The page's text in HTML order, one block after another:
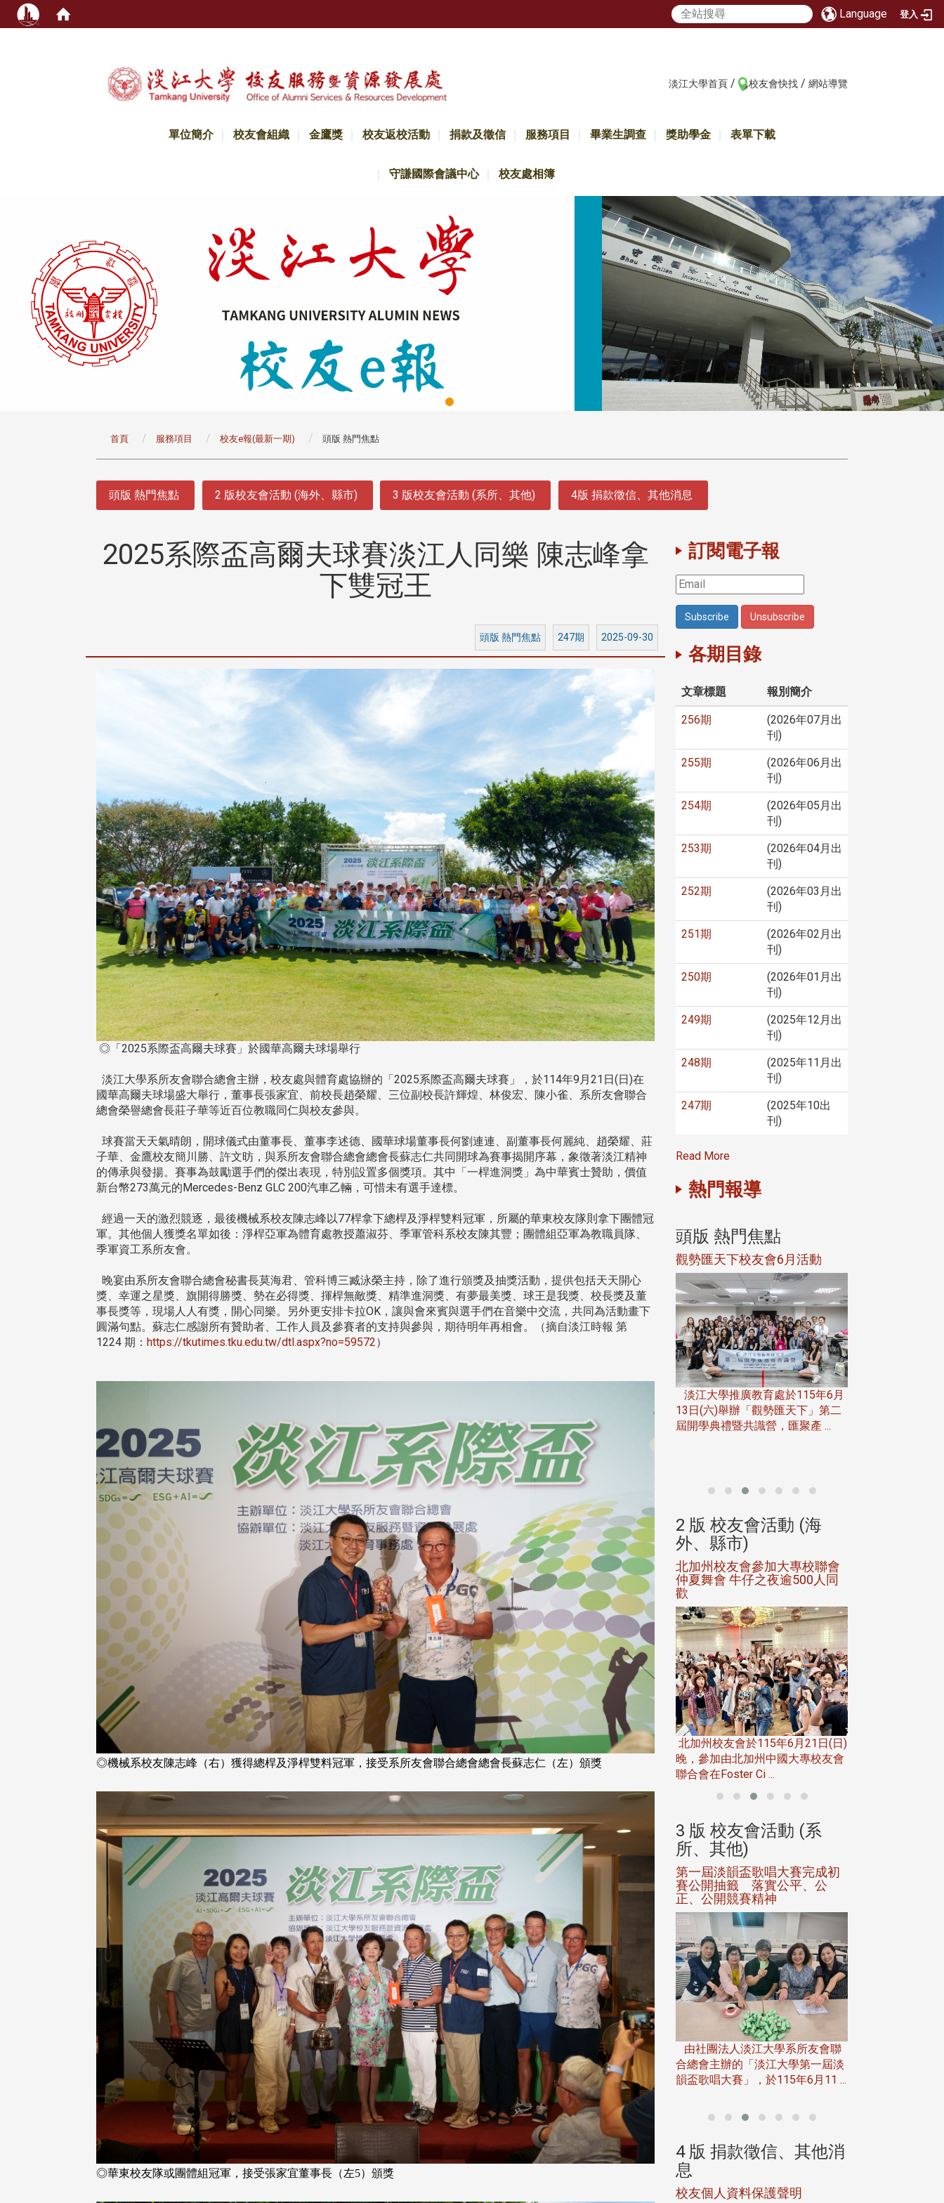
Language 登入
淡江大學首頁 / 校友會快找 / 網站導覽
單位簡介 校友會組織 金鷹獎 校友返校活動 捐款及徵信 服務項目 畢業生調查 獎助學金 表單下載
守謙國際會議中心 校友處相簿
首頁 服務項目 校友e報(最新一期) 頭版 熱門焦點
頭版 熱門焦點 2 版校友會活動 (海外、縣市) 3 版校友會活動 (系所、其他) 4版 捐款徵信、其他消息
2025系際盃高爾夫球賽淡江人同樂 陳志峰拿
下雙冠王
頭版 熱門焦點 247期 2025-09-30
◎「2025系際盃高爾夫球賽」於國華高爾夫球場舉行
淡江大學系所友會聯合總會主辦，校友處與體育處協辦的「2025系際盃高爾夫球賽」，於114年9月21日(日)在
國華高爾夫球場盛大舉行，董事長張家宜、前校長趙榮耀、三位副校長許輝煌、林俊宏、陳小雀、系所友會聯合
總會榮譽總會長莊子華等近百位教職同仁與校友參與。
球賽當天天氣晴朗，開球儀式由董事長、董事李述德、國華球場董事長何劉連連、副董事長何麗純、趙榮耀、莊
子華、金鷹校友簡川勝、許文昉，與系所友會聯合總會總會長蘇志仁共同開球為賽事揭開序幕，象徵著淡江精神
的傳承與發揚。賽事為鼓勵選手們的傑出表現，特別設置多個獎項。其中「一桿進洞獎」為中華賓士贊助，價值
新台幣273萬元的Mercedes-Benz GLC 200汽車乙輛，可惜未有選手達標。
經過一天的激烈競逐，最後機械系校友陳志峰以77桿拿下總桿及淨桿雙料冠軍，所屬的華東校友隊則拿下團體冠
軍。其他個人獲獎名單如後：淨桿亞軍為體育處教授蕭淑芬、季軍管科系校友陳其豐；團體組亞軍為教職員隊、
季軍資工系所友會。
晚宴由系所友會聯合總會秘書長莫海君、管科博三臧泳榮主持，除了進行頒獎及抽獎活動，提供包括天天開心
獎、幸運之星獎、旗開得勝獎、勢在必得獎、揮桿無敵獎、精準進洞獎、有夢最美獎、球王是我獎、校長獎及董
事長獎等，現場人人有獎，開心同樂。另外更安排卡拉OK，讓與會來賓與選手們在音樂中交流，共同為活動畫下
圓滿句點。蘇志仁感謝所有贊助者、工作人員及參賽者的支持與參與，期待明年再相會。（摘自淡江時報 第
1224 期： https://tkutimes.tku.edu.tw/dtl.aspx?no=59572）
◎機械系校友陳志峰（右）獲得總桿及淨桿雙料冠軍，接受系所友會聯合總會總會長蘇志仁（左）頒獎
◎華東校友隊或團體組冠軍，接受張家宜董事長（左5）頒獎
訂閱電子報
各期目錄
文章標題 報別簡介
256期
(2026年07月出
刊)
255期
(2026年06月出
刊)
254期
(2026年05月出
刊)
253期
(2026年04月出
刊)
252期
(2026年03月出
刊)
251期
(2026年02月出
刊)
250期
(2026年01月出
刊)
249期
(2025年12月出
刊)
248期
(2025年11月出
刊)
247期
(2025年10出
刊)
Read More
熱門報導
處新任執行長武士戎上
攜手校友共創淡江新里程
達暨單位主管交接典禮。115
度校友服務暨資源發展 ...
頭版 熱門焦點
淡江大學董事會議改選案報部
聘任許輝煌為校長 新聘范巽綠
董事
本校校長葛煥昭將於今(115)年7
月31日(五)任期屆滿。董事會於6月
24日(三)下午5時 ...
頭版 熱門焦點
電肯定臺日交流貢獻
淡江大學文錙藝術中心主任、中
國文學學系教授張炳煌，日前榮獲
日本政府頒發「旭日小綬章」，於
1 ...
頭版 熱門焦點
13日(六)舉辦「觀勢匯天下」第二
屆開學典禮暨共識營，匯聚產 ...
頭版 熱門焦點
精準健康學院2研究所成立聯合
校友會 黃維祥榮任理事長
淡江大學精準健康學院高齡健康
管理學研究所與智慧照護產業學研
校友會活動 (海
市校友會拜會盧秀燕市
校友交流智慧治理凝聚向
市校友會於115年6月24日
舉辦拜會台中市政府活動。參
由母校戰略所所長李大中、 ...
2 版 校友會活動 (海
外、縣市)
南加州校友會召開115年年中
理事會議 許宗由當選116年
會長 並獲授權承辦下屆世界
校友雙年會
南加州校友會於115年6月27日(日)
在美國洛杉磯華僑文教服務中心
（洛僑文化中心）會議室召開115
...
2 版 校友會活動 (海
外、縣市)
2026泰國曼谷雙年會籌備工作
持續推進
世界校友總會聯合會、東南亞校友
總會、泰國校友會及校友處分別於
115年6月11日及25日(四)下午3 ...
2 版 校友會活動 (海
外、縣市)
北加州校友會參加大專校聯會
仲夏舞會 牛仔之夜逾500人同
歡
北加州校友會於115年6月21日(日)
晚，參加由北加州中國大專校友會
2 版 校友會活動 (海
外、縣市)
華東校友會6月活動
華東校友會於115年6月10日(三)
至16日(二)，27名校友夥伴一同前
往中國寧夏省參訪，活 ...
校友會活動 (系
友來訪】香港校友會前會
雅琴、杜天寶學長
校友會前會長葉雅琴學姐與
寶學長一家，於115年6月4日
返校拜訪校友處，受到校友 ...
3 版 校友會活動 (系
所、其他)
邱孝賢接任跨業合作協進會第2
屆理事長
跨業合作協進會第二屆第一次會員
大會於6月5日下午7時，在台北校
園D508室舉行，本校潘伯申研發
長、 ...
3 版 校友會活動 (系
西語系同學會第6屆第2次會員
大會 瑤琴一曲來薰風，淡江西
語系友相聚首
西語系同學會於115年6月7日
(日)在台北校園D509舉辦第6屆第2
次會員大會。會長藍挹丰感謝各 ...
3 版 校友會活動 (系
所、其他)
第一屆淡韻盃歌唱大賽完成初
賽公開抽籤 落實公平、公
由社團法人淡江大學系所友會聯
合總會主辦的「淡江大學第一屆淡
韻盃歌唱大賽」，於115年6月11 ...
3 版 校友會活動 (系
所、其他)
中文系友會舉辦62年畢業同學
會
六月中旬，中文系62年畢業近30
位同學在淡水舉辦兩天一夜的同學
會，讓這群年近八十的老同學們重
捐款徵信、其他消4 版 捐款徵信、其他消
息
4 版 捐款徵信、其他消
息
4 版 捐款徵信、其他消
息
4 版 捐款徵信、其他消
息
歡迎訂閱校友e報！